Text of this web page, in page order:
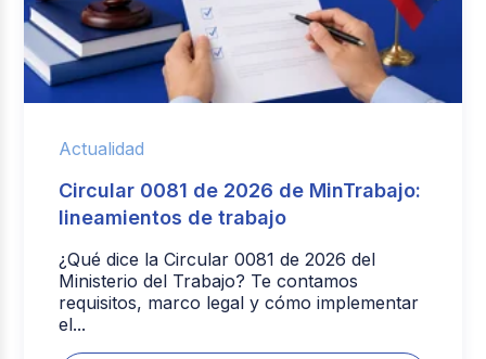
Actualidad
Circular 0081 de 2026 de MinTrabajo:
lineamientos de trabajo
¿Qué dice la Circular 0081 de 2026 del
Ministerio del Trabajo? Te contamos
requisitos, marco legal y cómo implementar
el...